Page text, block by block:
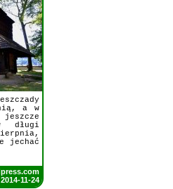
a w
długi
jechać
11-24